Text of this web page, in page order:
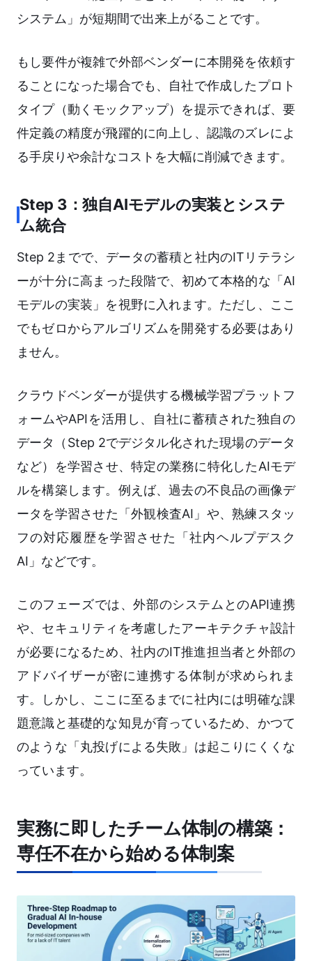
システム」が短期間で出来上がることです。
もし要件が複雑で外部ベンダーに本開発を依頼す
ることになった場合でも、自社で作成したプロト
タイプ（動くモックアップ）を提示できれば、要
件定義の精度が飛躍的に向上し、認識のズレによ
る手戻りや余計なコストを大幅に削減できます。
Step 3：独自AIモデルの実装とシステ
ム統合
Step 2までで、データの蓄積と社内のITリテラシ
ーが十分に高まった段階で、初めて本格的な「AI
モデルの実装」を視野に入れます。ただし、ここ
でもゼロからアルゴリズムを開発する必要はあり
ません。
クラウドベンダーが提供する機械学習プラットフ
ォームやAPIを活用し、自社に蓄積された独自の
データ（Step 2でデジタル化された現場のデータ
など）を学習させ、特定の業務に特化したAIモデ
ルを構築します。例えば、過去の不良品の画像デ
ータを学習させた「外観検査AI」や、熟練スタッ
フの対応履歴を学習させた「社内ヘルプデスク
AI」などです。
このフェーズでは、外部のシステムとのAPI連携
や、セキュリティを考慮したアーキテクチャ設計
が必要になるため、社内のIT推進担当者と外部の
アドバイザーが密に連携する体制が求められま
す。しかし、ここに至るまでに社内には明確な課
題意識と基礎的な知見が育っているため、かつて
のような「丸投げによる失敗」は起こりにくくな
っています。
実務に即したチーム体制の構築：
専任不在から始める体制案